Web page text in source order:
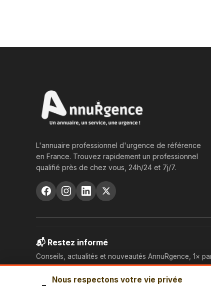
Nous respectons votre vie privée
L'annuaire professionnel d'urgence de référence
en France. Trouvez rapidement un professionnel
qualifié près de chez vous, 24h/24 et 7j/7.
📬 Restez informé
Conseils, actualités et nouveautés AnnuRgence, 1×